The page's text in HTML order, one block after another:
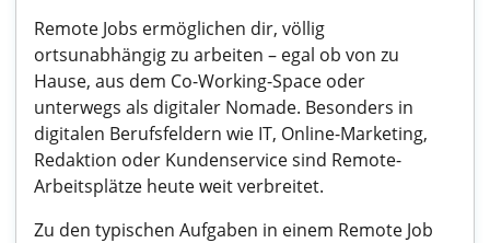
Remote Jobs ermöglichen dir, völlig
ortsunabhängig zu arbeiten – egal ob von zu
Hause, aus dem Co-Working-Space oder
unterwegs als digitaler Nomade. Besonders in
digitalen Berufsfeldern wie IT, Online-Marketing,
Redaktion oder Kundenservice sind Remote-
Arbeitsplätze heute weit verbreitet.
Zu den typischen Aufgaben in einem Remote Job